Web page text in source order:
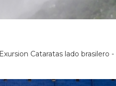
Cataratas lado